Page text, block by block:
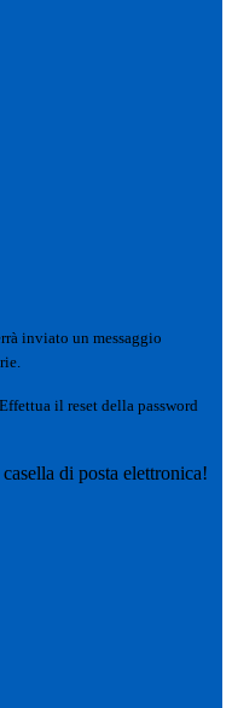
inviato un messaggio
il reset della password
di posta elettronica!